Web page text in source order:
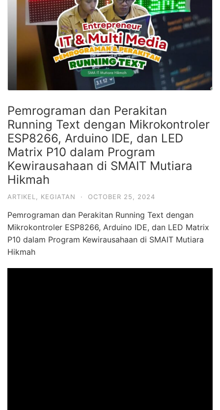
Pemrograman dan Perakitan
Running Text dengan Mikrokontroler
ESP8266, Arduino IDE, dan LED
Matrix P10 dalam Program
Kewirausahaan di SMAIT Mutiara
Hikmah
ARTIKEL KEGIATAN · OCTOBER 25, 2024
Pemrograman dan Perakitan Running Text dengan
Mikrokontroler ESP8266, Arduino IDE, dan LED Matrix
P10 dalam Program Kewirausahaan di SMAIT Mutiara
Hikmah